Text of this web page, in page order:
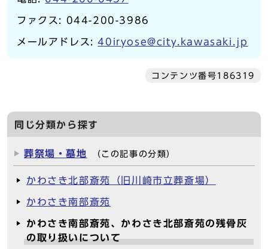
ファクス: 044-200-3986
メールアドレス:40iryose@city.kawasaki.jp
コンテンツ番号186319
同じ分類から探す
葬祭場・墓地 （この記事の分類）
かわさき北部斎苑（旧川崎市立葬斎場）
かわさき南部斎苑
かわさき南部斎苑、かわさき北部斎苑の残骨灰
の取り扱いについて